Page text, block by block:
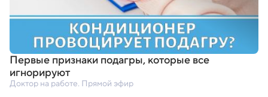
Первые признаки подагры,которые все
игнорируют
Доктор на работе. Прямой эфир